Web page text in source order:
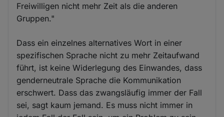
Freiwilligen nicht mehr Zeit als die anderen
Gruppen."
Dass ein einzelnes alternatives Wort in einer
spezifischen Sprache nicht zu mehr Zeitaufwand
führt, ist keine Widerlegung des Einwandes, dass
genderneutrale Sprache die Kommunikation
erschwert. Dass das zwangsläufig immer der Fall
sei, sagt kaum jemand. Es muss nicht immer in